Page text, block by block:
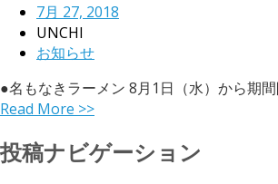
7月 27, 2018
UNCHI
お知らせ
●名もなきラーメン 8月1日（水）から期
Read More >>
投稿ナビゲーション